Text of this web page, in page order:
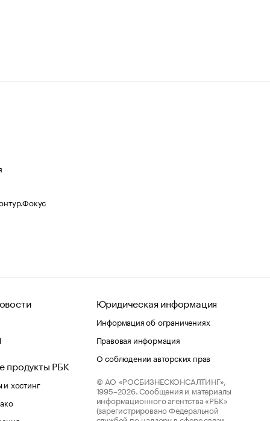
продукты РБК
хостинг
Юридическая информация
Информация об ограничениях
Правовая информация
О соблюдении авторских прав
© АО «РОСБИЗНЕСКОНСАЛТИНГ»,
1995–2026. Сообщения и материалы
информационного агентства «РБК»
(зарегистрировано Федеральной